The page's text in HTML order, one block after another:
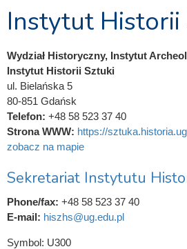
Instytut Historii
Wydział Historyczny, Instytut
Instytut Historii Sztuki
ul. Bielańska 5
80-851 Gdańsk
Telefon: +48 58 523 37 40
Strona WWW: https://
zobacz na mapie
Sekretariat Instytutu
Phone/fax: +48 58 523 37 40
E-mail: hiszhs@ug.edu.pl
Symbol: U300